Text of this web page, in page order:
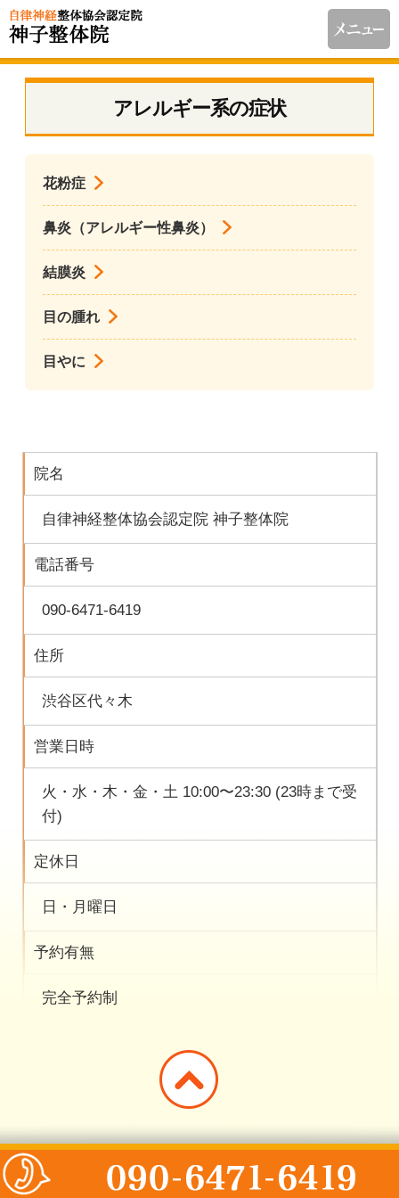
アレルギー系の症状
花粉症
鼻炎（アレルギー性鼻炎）
結膜炎
目の腫れ
目やに
院名
自律神経整体協会認定院 神子整体院
電話番号
090-6471-6419
住所
渋谷区代々木
営業日時
火・水・木・金・土 10:00〜23:30 (23時まで受
付)
定休日
日・月曜日
予約有無
完全予約制